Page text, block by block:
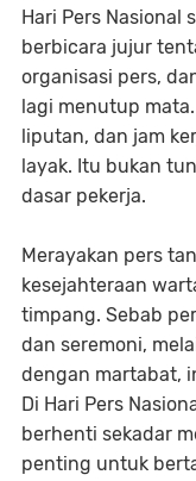
Hari Pers Nasional
berbicara jujur
organisasi pers,
lagi menutup
liputan, dan jam
layak. Itu bukan
dasar pekerja.
Merayakan pers
kesejahteraan
timpang. Sebab
dan seremoni,
dengan martabat,
Di Hari Pers
berhenti sekadar
penting untuk